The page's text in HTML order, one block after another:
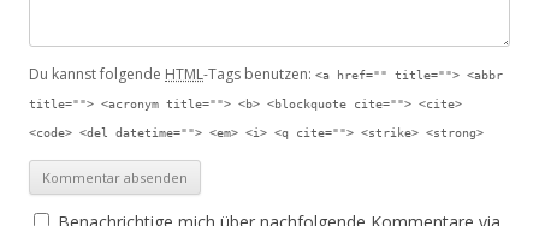
Du kannst folgende HTML-Tags benutzen: <a href="" title=""> <abbr
title=""> <acronym title=""> <b> <blockquote cite=""> <cite>
<code> <del datetime=""> <em> <i> <q cite=""> <strike> <strong>